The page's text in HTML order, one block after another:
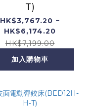
T)
HK$3,767.20 ~
HK$6,174.20
HK$7,199.00
加入購物車